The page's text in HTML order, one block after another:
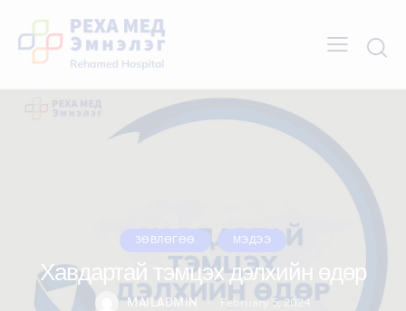
ЗӨВЛӨГӨӨ МЭДЭЭ
Хавдартай тэмцэх дэлхийн өдөр
MAILADMIN February 5, 2024